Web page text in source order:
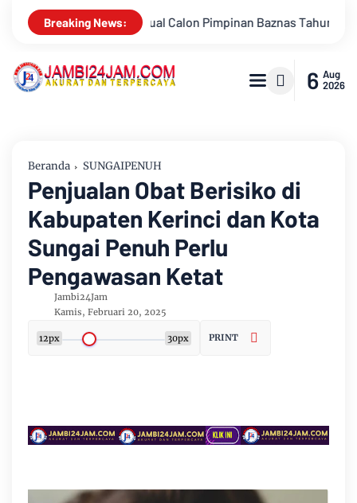
Breaking News:
6 Aug
2026
Beranda SUNGAIPENUH
Penjualan Obat Berisiko di
Kabupaten Kerinci dan Kota
Sungai Penuh Perlu
Pengawasan Ketat
Jambi24Jam
Kamis, Februari 20, 2025
12px 30px PRINT